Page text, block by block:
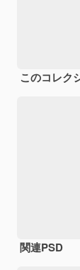
このコレク
関連PSD